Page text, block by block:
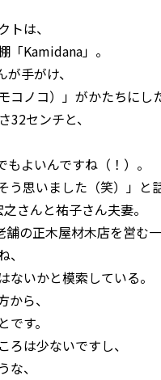
は、
Kamidana」。
手がけ、
コノコ）」がかたちにし
32センチと、
よいんですね（！）。
う思いました（笑）」と
さんと祐子さん夫妻。
の正木屋材木店を営む
いかと模索している。
ら、
す。
は少ないですし、
、